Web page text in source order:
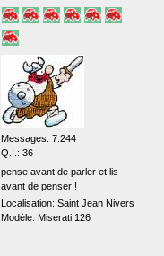
Messages: 7.244
Q.I.: 36
pense avant de parler et lis
avant de penser !
Localisation: Saint Jean Nivers
Modèle: Miserati 126